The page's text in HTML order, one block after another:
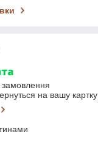
на вашу картку